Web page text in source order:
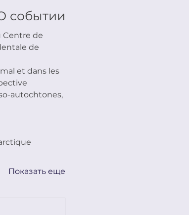
событии
Centre de
de
et dans les
autochtones,
Показать еще